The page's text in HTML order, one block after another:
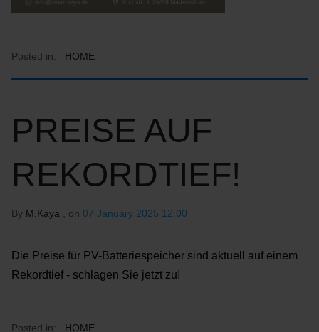
Posted in: HOME
PREISE AUF
REKORDTIEF!
By M.Kaya , on 07 January 2025 12:00
Die Preise für PV-Batteriespeicher sind aktuell auf einem
Rekordtief - schlagen Sie jetzt zu!
Posted in: HOME